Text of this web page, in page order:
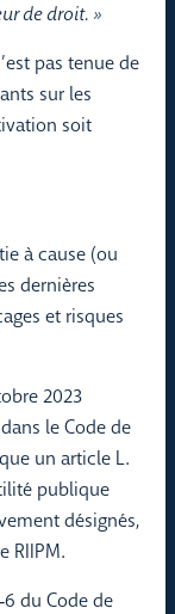
de droit. »
pas tenue de
sur les
soit
à cause (ou
dernières
et risques
2023
le Code de
un article L.
publique
désignés,
RIIPM.
du Code de